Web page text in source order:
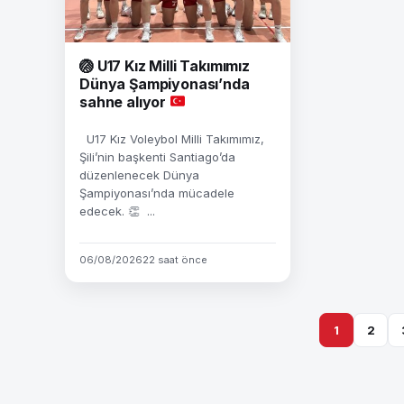
🏐U17 Kız Milli Takımımız
Dünya Şampiyonası’nda
sahne alıyor
U17 Kız Voleybol Milli Takımımız,
Şili’nin başkenti Santiago’da
düzenlenecek Dünya
Şampiyonası’nda mücadele
edecek. 👏 ...
06/08/202622 saat önce
1 2